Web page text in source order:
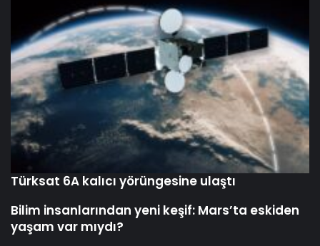
Türksat 6A kalıcı yörüngesine ulaştı
Bilim insanlarından yeni keşif: Mars’ta eskiden
yaşam var mıydı?